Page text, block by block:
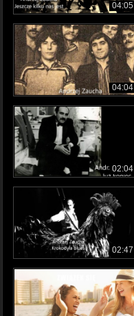
04:05
04:04
02:04
02:47